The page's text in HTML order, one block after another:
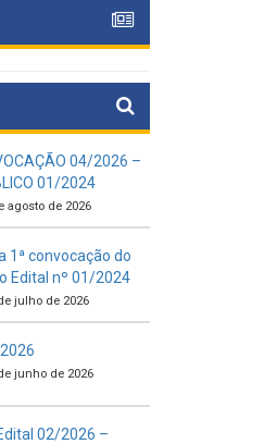
04/2026 –
01/2024
agosto de 2026
1ª convocação do
Edital nº 01/2024
julho de 2026
junho de 2026
02/2026 –